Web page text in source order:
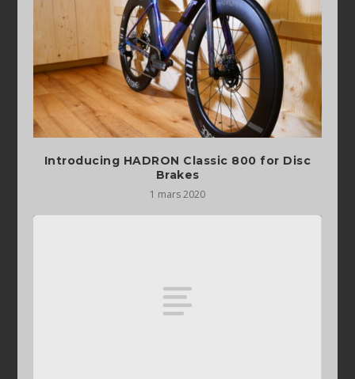
Introducing HADRON Classic 800 for Disc
Brakes
1 mars 2020